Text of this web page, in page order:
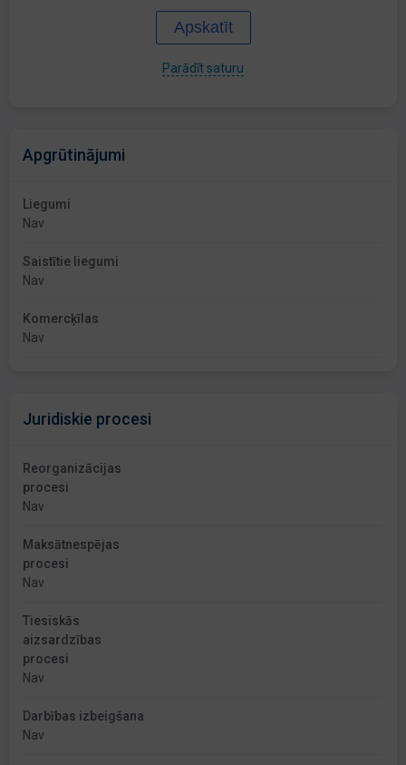
Apskatīt
Parādīt saturu
Apgrūtinājumi
Liegumi
Nav
Saistītie liegumi
Nav
Komercķīlas
Nav
Juridiskie procesi
Reorganizācijas
procesi
Nav
Maksātnespējas
procesi
Nav
Tiesiskās
aizsardzības
procesi
Nav
Darbības izbeigšana
Nav